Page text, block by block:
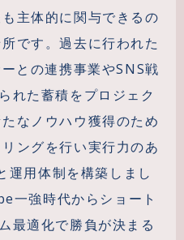
主体的に関与できるの
です。過去に行われた
との連携事業やSNS戦
れた蓄積をプロジェク
なノウハウ獲得のため
ングを行い実行力のあ
運用体制を構築しまし
一強時代からショート
最適化で勝負が決まる